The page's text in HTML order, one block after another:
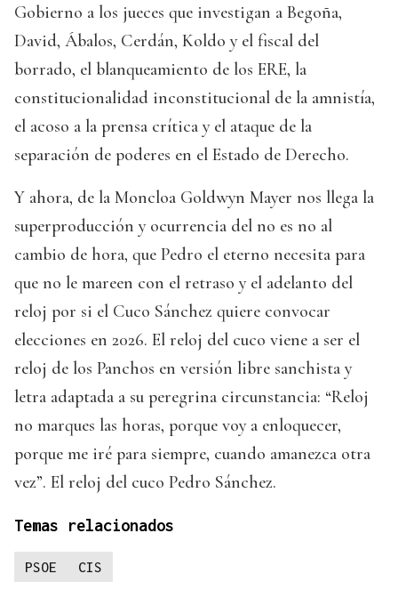
Gobierno a los jueces que investigan a Begoña,
David, Ábalos, Cerdán, Koldo y el fiscal del
borrado, el blanqueamiento de los ERE, la
constitucionalidad inconstitucional de la amnistía,
el acoso a la prensa crítica y el ataque de la
separación de poderes en el Estado de Derecho.
Y ahora, de la Moncloa Goldwyn Mayer nos llega la
superproducción y ocurrencia del no es no al
cambio de hora, que Pedro el eterno necesita para
que no le mareen con el retraso y el adelanto del
reloj por si el Cuco Sánchez quiere convocar
elecciones en 2026. El reloj del cuco viene a ser el
reloj de los Panchos en versión libre sanchista y
letra adaptada a su peregrina circunstancia: “Reloj
no marques las horas, porque voy a enloquecer,
porque me iré para siempre, cuando amanezca otra
vez”. El reloj del cuco Pedro Sánchez.
Temas relacionados
PSOE CIS